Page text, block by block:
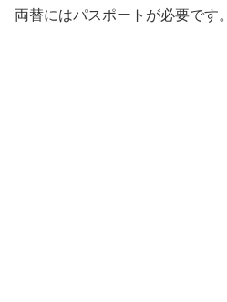
両替にはパスポートが必要です。